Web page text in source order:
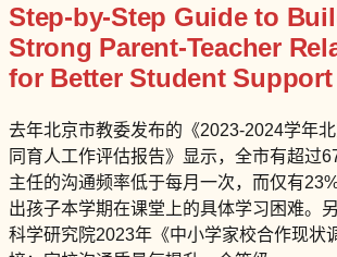
Step-by-Step Guide to
Strong Parent-Teacher
for Better Student
去年北京市教委发布的《2023-2024学年
同育人工作评估报告》显示，全市有超过
主任的沟通频率低于每月一次，而仅有
出孩子本学期在课堂上的具体学习困难。
科学研究院2023年《中小学家校合作现状